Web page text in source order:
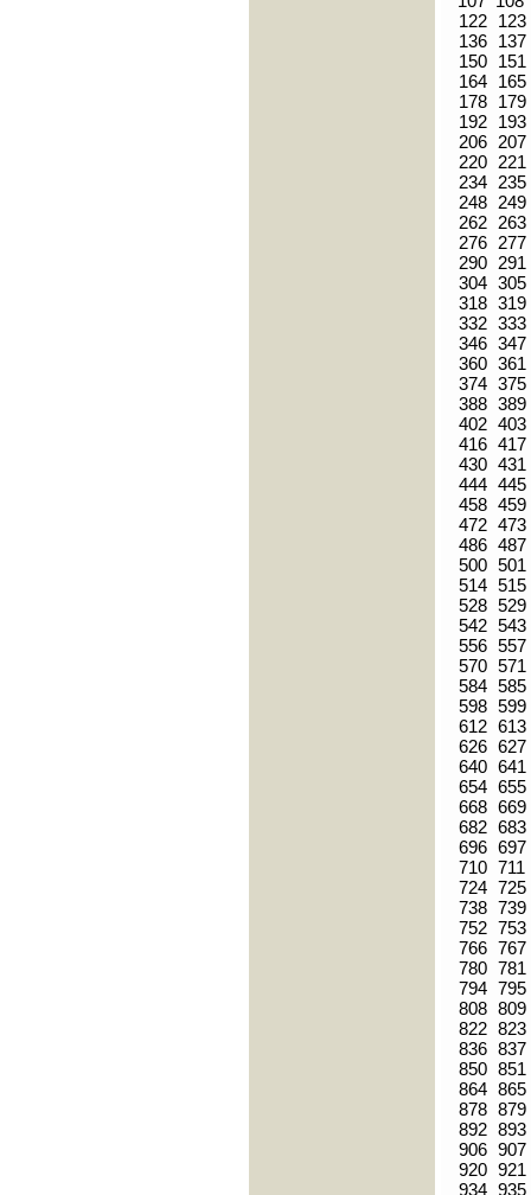
122
123
136
137
150
151
164
165
178
179
192
193
206 207
220
221
234
235
248
249
262
263
276
277
290
291
304 305
318 319
332 333
346 347
360 361
374 375
388 389
402 403
416 417
430 431
444 445
458 459
472 473
486 487
500 501
514 515
528 529
542 543
556 557
570 571
584 585
598 599
612 613
626 627
640 641
654 655
668 669
682 683
696 697
710 711
724 725
738 739
752 753
766 767
780 781
794 795
808 809
822 823
836 837
850 851
864 865
878 879
892 893
906 907
920 921
934 935